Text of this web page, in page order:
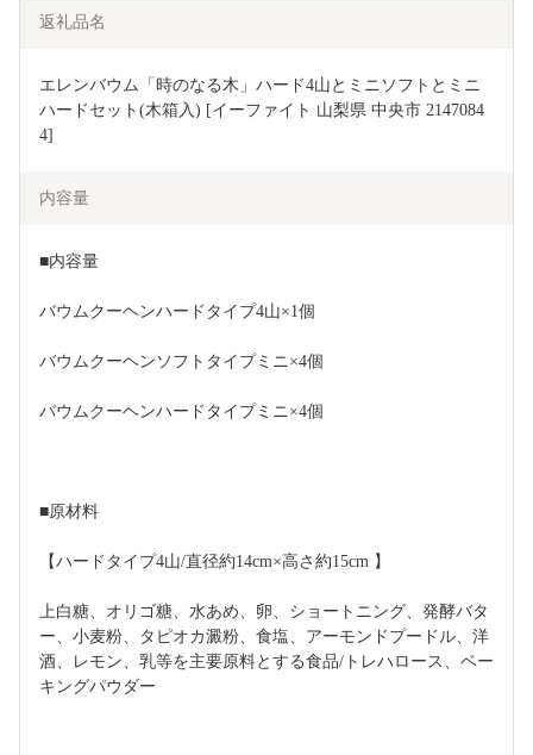
返礼品名
エレンバウム「時のなる木」ハード4山とミニソフトとミニ
ハードセット(木箱入) [イーファイト 山梨県 中央市 2147084
4]
内容量
■内容量
バウムクーヘンハードタイプ4山×1個
バウムクーヘンソフトタイプミニ×4個
バウムクーヘンハードタイプミニ×4個
■原材料
【ハードタイプ4山/直径約14cm×高さ約15cm 】
上白糖、オリゴ糖、水あめ、卵、ショートニング、発酵バタ
ー、小麦粉、タピオカ澱粉、食塩、アーモンドプードル、洋
酒、レモン、乳等を主要原料とする食品/トレハロース、ベー
キングパウダー